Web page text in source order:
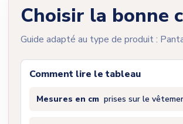
Choisir la bonne
Guide adapté au type de produit :
Comment lire le tableau
Mesures en cm prises sur le